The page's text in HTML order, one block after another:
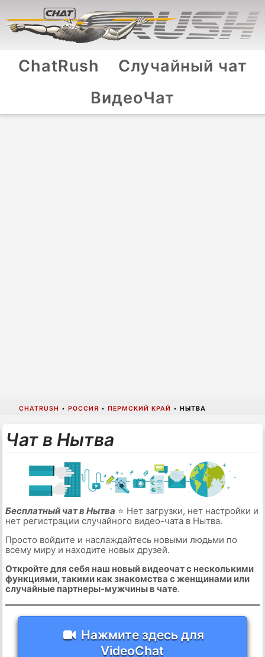
ChatRush
Случайный чат
ВидеоЧат
CHATRUSH • РОССИЯ • ПЕРМСКИЙ КРАЙ • НЫТВА
Чат в Нытва
Бесплатный чат в Нытва ⭐ Нет загрузки, нет настройки и
нет регистрации случайного видео-чата в Нытва.
Просто войдите и наслаждайтесь новыми людьми по
всему миру и находите новых друзей.
Откройте для себя наш новый видеочат с несколькими
функциями, такими как знакомства с женщинами или
случайные партнеры-мужчины в чате.
Нажмите здесь для
VideoChat